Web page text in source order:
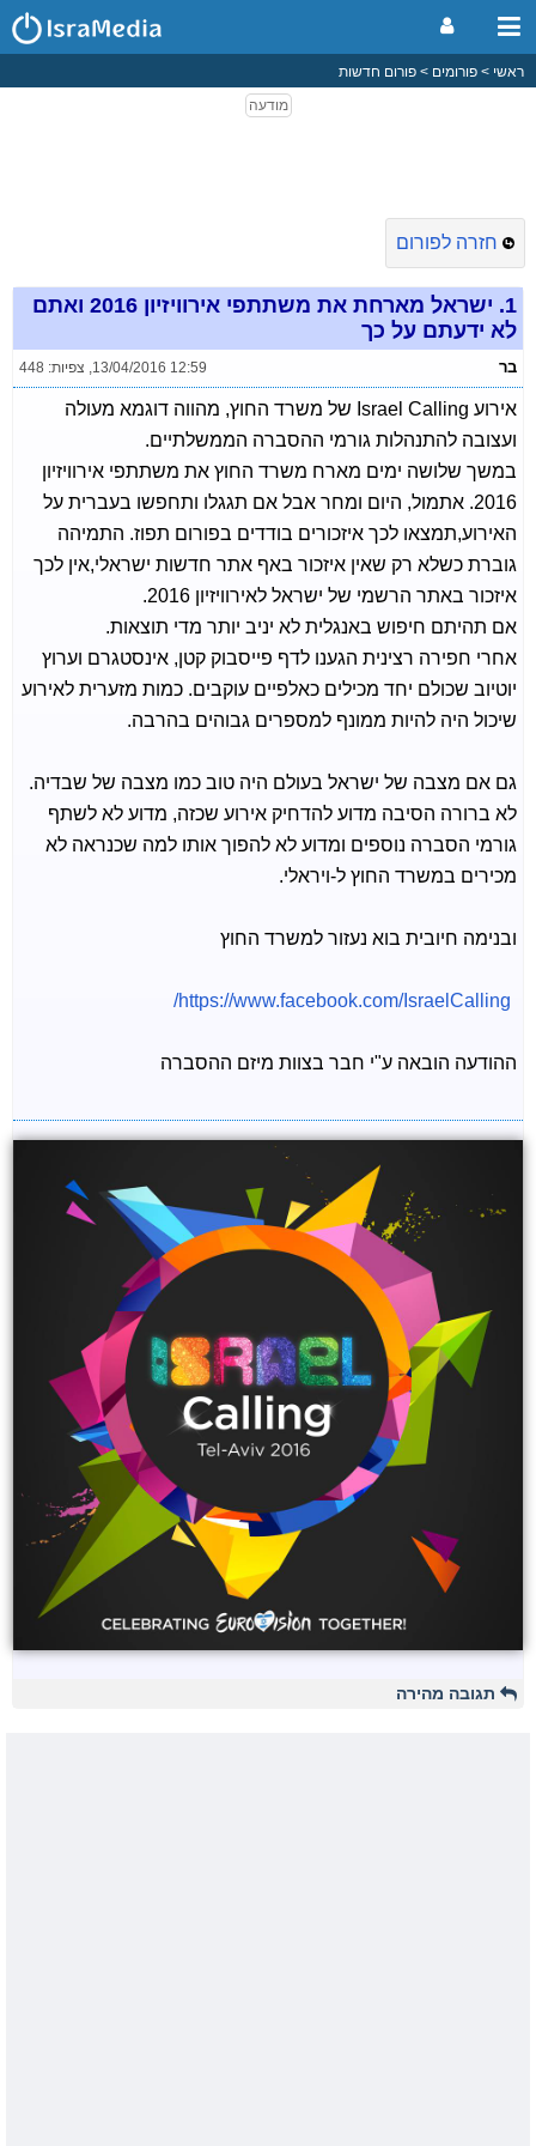
ראשי פורומים פורום חדשות
חזרה לפורום
1.
ישראל מארחת את משתתפי אירוויזיון 2016 ואתם
לא ידעתם על כך
בר 13/04/2016 12:59
, צפיות: 448
אירוע Israel Calling של משרד החוץ, מהווה דוגמא מעולה
ועצובה להתנהלות גורמי ההסברה הממשלתיים.
במשך שלושה ימים מארח משרד החוץ את משתתפי אירוויזיון
2016. אתמול, היום ומחר אבל אם תגגלו ותחפשו בעברית על
האירוע,תמצאו לכך איזכורים בודדים בפורום תפוז. התמיהה
גוברת כשלא רק שאין איזכור באף אתר חדשות ישראלי,אין לכך
איזכור באתר הרשמי של ישראל לאירוויזיון 2016.
אם תהיתם חיפוש באנגלית לא יניב יותר מדי תוצאות.
אחרי חפירה רצינית הגענו לדף פייסבוק קטן, אינסטגרם וערוץ
יוטיוב שכולם יחד מכילים כאלפיים עוקבים. כמות מזערית לאירוע
שיכול היה להיות ממונף למספרים גבוהים בהרבה.
גם אם מצבה של ישראל בעולם היה טוב כמו מצבה של שבדיה.
לא ברורה הסיבה מדוע להדחיק אירוע שכזה, מדוע לא לשתף
גורמי הסברה נוספים ומדוע לא להפוך אותו למה שכנראה לא
מכירים במשרד החוץ ל-ויראלי.
ובנימה חיובית בוא נעזור למשרד החוץ
https://www.facebook.com/IsraelCalling/
ההודעה הובאה ע"י חבר בצוות מיזם ההסברה
תגובה מהירה